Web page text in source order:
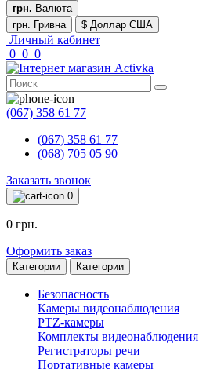
грн. Валюта
грн. Гривна
$ Доллар США
Личный кабинет
0 0 0
(067) 358 61 77
(067) 358 61 77
(068) 705 05 90
Заказать звонок
0
0 грн.
Оформить заказ
Категории Категории
Безопасность
Камеры видеонаблюдения
PTZ-камеры
Комплекты видеонаблюдения
Регистраторы речи
Портативные камеры